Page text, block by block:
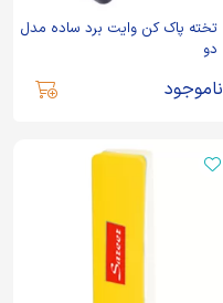
تخته پاک کن وایت برد ساده مدل
دو
ناموجود